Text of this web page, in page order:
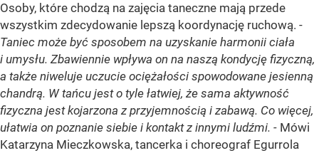
Osoby, które chodzą na zajęcia taneczne mają przede
wszystkim zdecydowanie lepszą koordynację ruchową. -
Taniec może być sposobem na uzyskanie harmonii ciała
i umysłu. Zbawiennie wpływa on na naszą kondycję fizyczną,
a także niweluje uczucie ociężałości spowodowane jesienną
chandrą. W tańcu jest o tyle łatwiej, że sama aktywność
fizyczna jest kojarzona z przyjemnością i zabawą. Co więcej,
ułatwia on poznanie siebie i kontakt z innymi ludźmi. - Mówi
Katarzyna Mieczkowska, tancerka i choreograf Egurrola